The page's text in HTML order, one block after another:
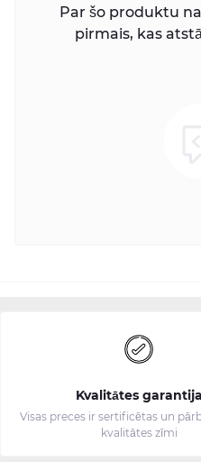
Par šo produktu
pirmais, kas
Kvalitātes garantija
Visas preces ir sertificētas un
kvalitātes zīmi